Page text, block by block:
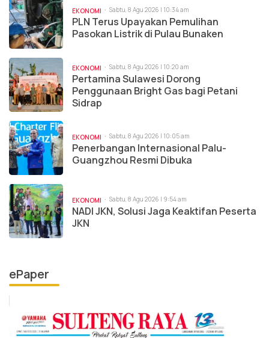
EKONOMI Sabtu, 8 Agu 2026 | 10:34 am
PLN Terus Upayakan Pemulihan
Pasokan Listrik di Pulau Bunaken
EKONOMI Sabtu, 8 Agu 2026 | 10:20 am
Pertamina Sulawesi Dorong
Penggunaan Bright Gas bagi Petani
Sidrap
EKONOMI Sabtu, 8 Agu 2026 | 10:05 am
Penerbangan Internasional Palu-
Guangzhou Resmi Dibuka
EKONOMI Sabtu, 8 Agu 2026 | 9:54 am
NADI JKN, Solusi Jaga Keaktifan Peserta
JKN
ePaper